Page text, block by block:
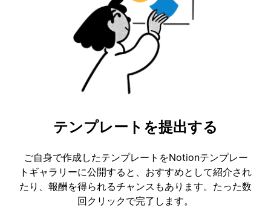
テンプレートを提出する
ご自身で作成したテンプレートをNotionテンプレー
トギャラリーに公開すると、おすすめとして紹介され
たり、報酬を得られるチャンスもあります。たった数
回クリックで完了します。